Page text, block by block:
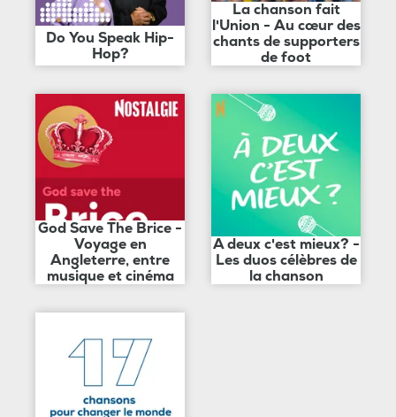
Do You Speak Hip-
Hop?
La chanson fait
l'Union - Au cœur des
chants de supporters
de foot
God Save The Brice -
Voyage en
Angleterre, entre
musique et cinéma
A deux c'est mieux? -
Les duos célèbres de
la chanson